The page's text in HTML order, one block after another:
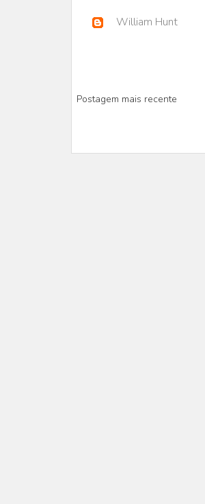
William Hunt
Postagem mais recente